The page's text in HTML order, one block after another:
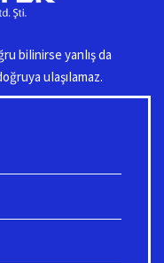
biIinirse yanIış da
uIaşıIamaz.